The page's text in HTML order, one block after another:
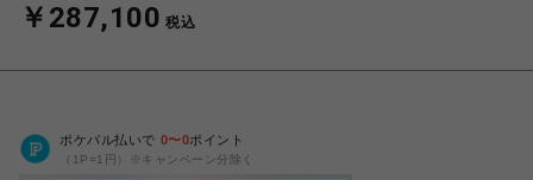
￥287,100 税込
ポケパル払いで 0〜0ポイント
（1P=1円）※キャンペーン分除く